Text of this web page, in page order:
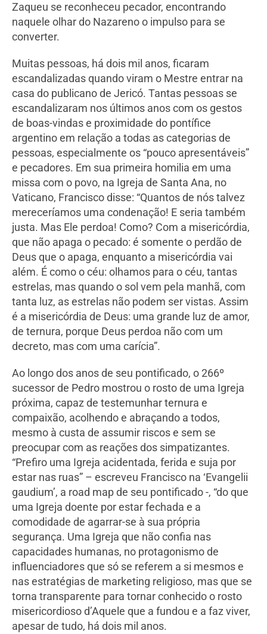
Zaqueu se reconheceu pecador, encontrando
naquele olhar do Nazareno o impulso para se
converter.
Muitas pessoas, há dois mil anos, ficaram
escandalizadas quando viram o Mestre entrar na
casa do publicano de Jericó. Tantas pessoas se
escandalizaram nos últimos anos com os gestos
de boas-vindas e proximidade do pontífice
argentino em relação a todas as categorias de
pessoas, especialmente os “pouco apresentáveis”
e pecadores. Em sua primeira homilia em uma
missa com o povo, na Igreja de Santa Ana, no
Vaticano, Francisco disse: “Quantos de nós talvez
mereceríamos uma condenação! E seria também
justa. Mas Ele perdoa! Como? Com a misericórdia,
que não apaga o pecado: é somente o perdão de
Deus que o apaga, enquanto a misericórdia vai
além. É como o céu: olhamos para o céu, tantas
estrelas, mas quando o sol vem pela manhã, com
tanta luz, as estrelas não podem ser vistas. Assim
é a misericórdia de Deus: uma grande luz de amor,
de ternura, porque Deus perdoa não com um
decreto, mas com uma carícia”.
Ao longo dos anos de seu pontificado, o 266º
sucessor de Pedro mostrou o rosto de uma Igreja
próxima, capaz de testemunhar ternura e
compaixão, acolhendo e abraçando a todos,
mesmo à custa de assumir riscos e sem se
preocupar com as reações dos simpatizantes.
“Prefiro uma Igreja acidentada, ferida e suja por
estar nas ruas” – escreveu Francisco na ‘Evangelii
gaudium’, a road map de seu pontificado -, “do que
uma Igreja doente por estar fechada e a
comodidade de agarrar-se à sua própria
segurança. Uma Igreja que não confia nas
capacidades humanas, no protagonismo de
influenciadores que só se referem a si mesmos e
nas estratégias de marketing religioso, mas que se
torna transparente para tornar conhecido o rosto
misericordioso d’Aquele que a fundou e a faz viver,
apesar de tudo, há dois mil anos.